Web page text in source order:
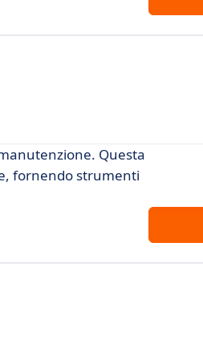
Questa
fornendo strumenti